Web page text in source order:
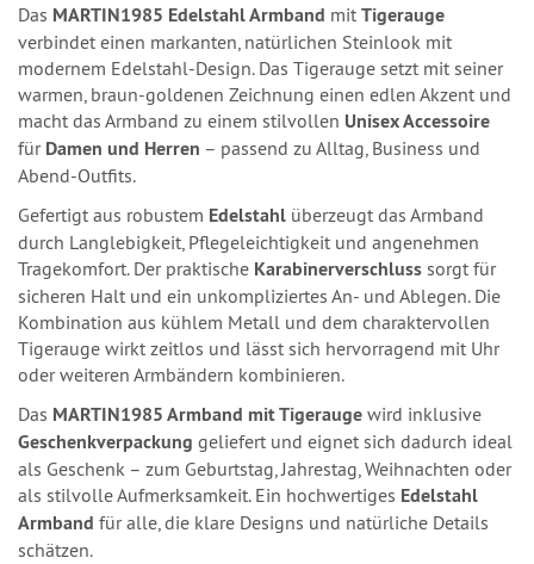
Das MARTIN1985 Edelstahl Armband mit Tigerauge
verbindet einen markanten, natürlichen Steinlook mit
modernem Edelstahl-Design. Das Tigerauge setzt mit seiner
warmen, braun-goldenen Zeichnung einen edlen Akzent und
macht das Armband zu einem stilvollen Unisex Accessoire
für Damen und Herren – passend zu Alltag, Business und
Abend-Outfits.
Gefertigt aus robustem Edelstahl überzeugt das Armband
durch Langlebigkeit, Pflegeleichtigkeit und angenehmen
Tragekomfort. Der praktische Karabinerverschluss sorgt für
sicheren Halt und ein unkompliziertes An- und Ablegen. Die
Kombination aus kühlem Metall und dem charaktervollen
Tigerauge wirkt zeitlos und lässt sich hervorragend mit Uhr
oder weiteren Armbändern kombinieren.
Das MARTIN1985 Armband mit Tigerauge wird inklusive
Geschenkverpackung geliefert und eignet sich dadurch ideal
als Geschenk – zum Geburtstag, Jahrestag, Weihnachten oder
als stilvolle Aufmerksamkeit. Ein hochwertiges Edelstahl
Armband für alle, die klare Designs und natürliche Details
schätzen.